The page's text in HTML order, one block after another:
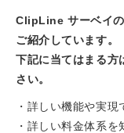
ClipLine サーベイ
ご紹介しています。
下記に当てはまる方
さい。
・詳しい機能や実
・詳しい料金体系を